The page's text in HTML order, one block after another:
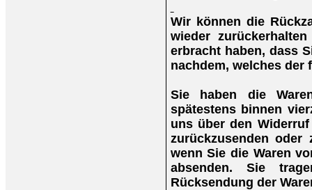
Wir können die
wieder
erbracht haben, dass
nachdem, welches der
Sie haben die
spätestens binnen
uns über den
zurückzusenden
wenn Sie die Waren
absenden. Sie
Rücksendung der